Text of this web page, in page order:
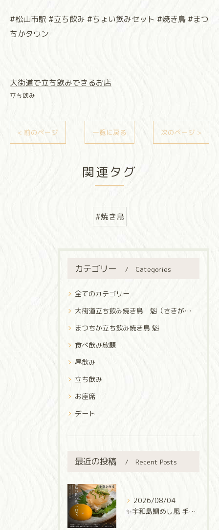
#松山市駅 #立ち飲み #ちょい飲みセット #焼き鳥 #まつ
ちかタウン
大街道で立ち飲みできるお店
立ち飲み
< 前のページ 一覧に戻る 次のページ >
関連タグ
#焼き鳥
カテゴリー Categories
全てのカテゴリー
大街道立ち飲み焼き鳥 魁（さきがけ）
まつちか立ち飲み焼き鳥 魁
食べ飲み放題
昼飲み
立ち飲み
お座席
デート
最近の投稿 Recent Posts
2026/08/04
✨宇和島鯛めし風 手巻き寿司✨